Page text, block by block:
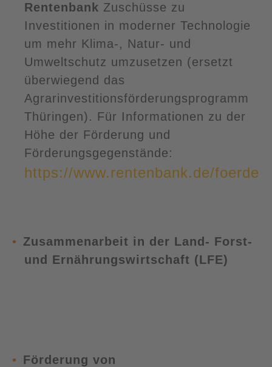
Rentenbank Zuschüsse zu
Investitionen in moderner Technologie
um mehr Klima-, Natur- und
Umweltschutz umzusetzen (ersetzt
überwiegend das
Agrarinvestitionsförderungsprogramm
Thüringen). Für Informationen zu der
Höhe der Förderung und
Förderungsgegenstände:
https://www.rentenbank.de/
Zusammenarbeit in der Land- Forst-
und Ernährungswirtschaft (LFE)
Förderung von